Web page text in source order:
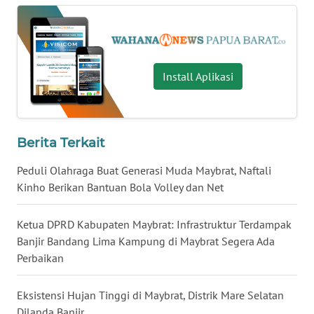
Install Aplikasi
Berita Terkait
Peduli Olahraga Buat Generasi Muda Maybrat, Naftali
Kinho Berikan Bantuan Bola Volley dan Net
Ketua DPRD Kabupaten Maybrat: Infrastruktur Terdampak
Banjir Bandang Lima Kampung di Maybrat Segera Ada
Perbaikan
Eksistensi Hujan Tinggi di Maybrat, Distrik Mare Selatan
WN
KALTARA
WN
KALSEL
KALTIM
WN
GORONTALO
SULUT